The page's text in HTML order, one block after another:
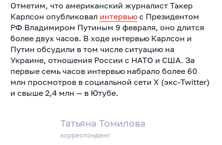
Татьяна Томилова
корреспондент
Отметим, что американский журналист Такер
Карлсон опубликовал интервьюс Президентом
РФ Владимиром Путиным 9 февраля, оно длится
более двух часов. В ходе интервью Карлсон и
Путин обсудили в том числе ситуацию на
Украине, отношения России с НАТО и США. За
первые семь часов интервью набрало более 60
млн просмотров в социальной сети X (экс-Twitter)
и свыше 2,4 млн — в Ютубе.